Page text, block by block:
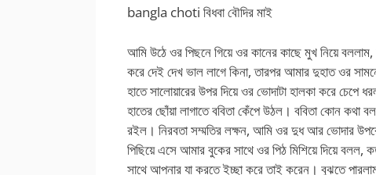
bangla choti বিধবা বৌদির মাই
আমি উঠে ওর পিছনে গিয়ে ওর কানের কাছে মুখ নিয়ে
করে দেই দেখ ভাল লাগে কিনা, তারপর আমার দুহাত ওর
হাতে সালোয়ারের উপর দিয়ে ওর ভোদাটা হালকা করে চেপে
হাতের ছোঁয়া লাগাতে ববিতা কেঁপে উঠল। ববিতা কোন কথা
রইল। নিরবতা সম্মতির লক্ষন, আমি ওর দুধ আর ভোদার
পিছিয়ে এসে আমার বুকের সাথে ওর পিঠ মিশিয়ে দিয়ে
সাথে আপনার যা করতে ইচ্ছা করে তাই করেন। বুঝতে